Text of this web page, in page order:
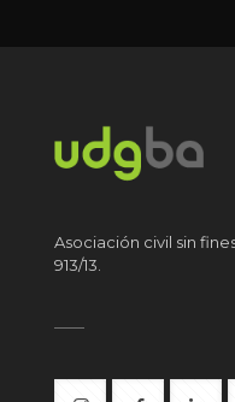
Asociación civil sin
913/13.